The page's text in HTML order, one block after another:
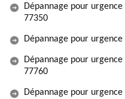
Dépannage pour
77350
Dépannage pour
Dépannage pour
77760
Dépannage pour